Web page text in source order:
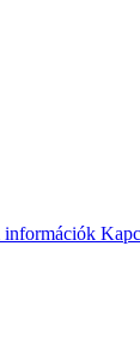
információk